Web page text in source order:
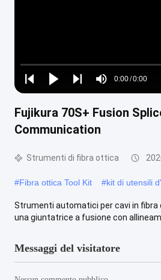
Play
Play
Play
Mute
Time
0:00/0:00
Loaded:
0%
Fujikura 70S+ Fusion
Communication
Strumenti di fibra ottica
#Fibra ottica Tool Kit #kit di utensili
Strumenti automatici per cavi in fibra
una giuntatrice a fusione con
Messaggi del visitatore